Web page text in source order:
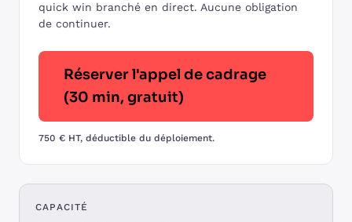
quick win branché en direct. Aucune obligation
de continuer.
Réserver l'appel de cadrage
(30 min, gratuit)
750 € HT, déductible du déploiement.
CAPACITÉ